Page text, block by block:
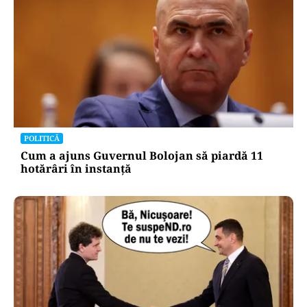
POLITICĂ
Cum a ajuns Guvernul Bolojan să piardă 11
hotărâri în instanță